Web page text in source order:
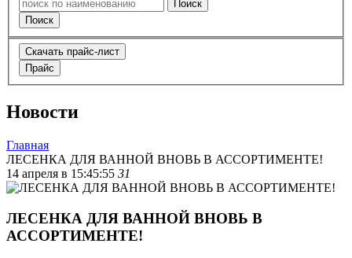
Поиск
Поиск
Скачать прайс-лист
Прайс
Новости
Главная
ЛЕСЕНКА ДЛЯ ВАННОЙ ВНОВЬ В АССОРТИМЕНТЕ!
14 апреля в 15:45:55 31
ЛЕСЕНКА ДЛЯ ВАННОЙ ВНОВЬ В
АССОРТИМЕНТЕ!